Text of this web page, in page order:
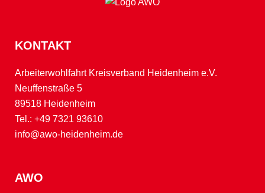
AWO
KONTAKT
Arbeiterwohlfahrt Kreisverband Heidenheim e.V.
Neuffenstraße 5
89518 Heidenheim
Tel.: +49 7321 93610
info@awo-heidenheim.de